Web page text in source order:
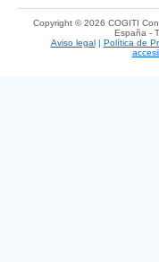
Copyright © 2026 COGITI
España -
Aviso legal| Política de